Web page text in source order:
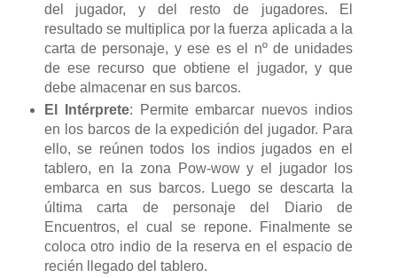
del jugador, y del resto de jugadores. El
resultado se multiplica por la fuerza aplicada a la
carta de personaje, y ese es el nº de unidades
de ese recurso que obtiene el jugador, y que
debe almacenar en sus barcos.
El Intérprete: Permite embarcar nuevos indios
en los barcos de la expedición del jugador. Para
ello, se reúnen todos los indios jugados en el
tablero, en la zona Pow-wow y el jugador los
embarca en sus barcos. Luego se descarta la
última carta de personaje del Diario de
Encuentros, el cual se repone. Finalmente se
coloca otro indio de la reserva en el espacio de
recién llegado del tablero.